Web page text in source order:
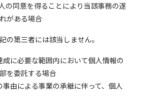
の同意を得ることにより当該事務の遂
がある場合
の第三者には該当しません。
に必要な範囲内において個人情報の
を委託する場合
由による事業の承継に伴って、個人